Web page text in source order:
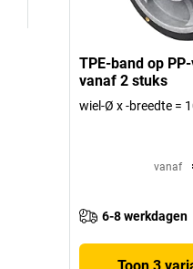
TPE-band op PP-
vanaf 2 stuks
wiel-Ø x -breedte =
vanaf
6-8 werkdagen